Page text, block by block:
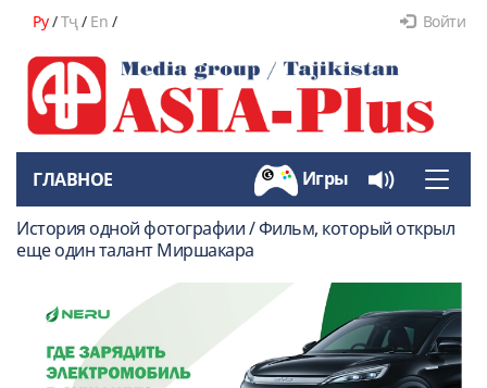
Ру/Тҷ/ En / Войти
Toggle
ГЛАВНОЕ Игры
История одной фотографии / Фильм, который открыл
еще один талант Миршакара